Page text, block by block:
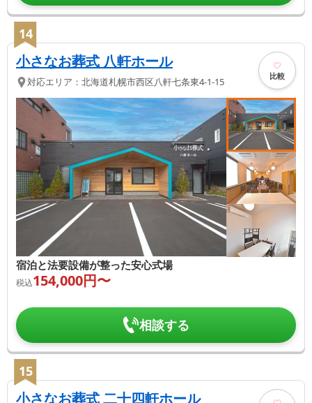
14
小さなお葬式 八軒ホール
対応エリア： 北海道札幌市西区八軒七条東4-1-15 比較
宿泊と法要設備が整った安心式場
税込154,000円〜
相談する
15
小さなお葬式 二十四軒ホール